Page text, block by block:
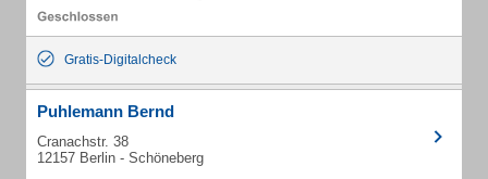
Gratis-Digitalcheck
Puhlemann Bernd
Cranachstr. 38
12157 Berlin - Schöneberg